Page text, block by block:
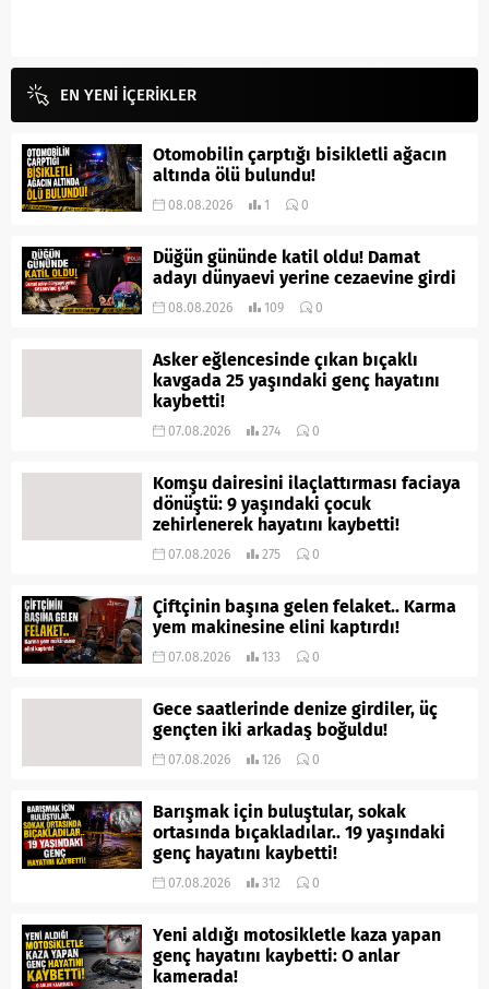
EN YENİ İÇERİKLER
Otomobilin çarptığı bisikletli ağacın
altında ölü bulundu!
08.08.2026 1 0
Düğün gününde katil oldu! Damat
adayı dünyaevi yerine cezaevine girdi
08.08.2026 109 0
Asker eğlencesinde çıkan bıçaklı
kavgada 25 yaşındaki genç hayatını
kaybetti!
07.08.2026 274 0
Komşu dairesini ilaçlattırması faciaya
dönüştü: 9 yaşındaki çocuk
zehirlenerek hayatını kaybetti!
07.08.2026 275 0
Çiftçinin başına gelen felaket.. Karma
yem makinesine elini kaptırdı!
07.08.2026 133 0
Gece saatlerinde denize girdiler, üç
gençten iki arkadaş boğuldu!
07.08.2026 126 0
Barışmak için buluştular, sokak
ortasında bıçakladılar.. 19 yaşındaki
genç hayatını kaybetti!
07.08.2026 312 0
Yeni aldığı motosikletle kaza yapan
genç hayatını kaybetti: O anlar
kamerada!